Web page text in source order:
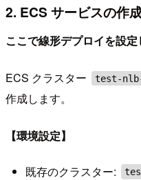
2. ECS サービスの作
ここで線形デプロイを設定
ECS クラスター test-
作成します。
【環境設定】
既存のクラスター: